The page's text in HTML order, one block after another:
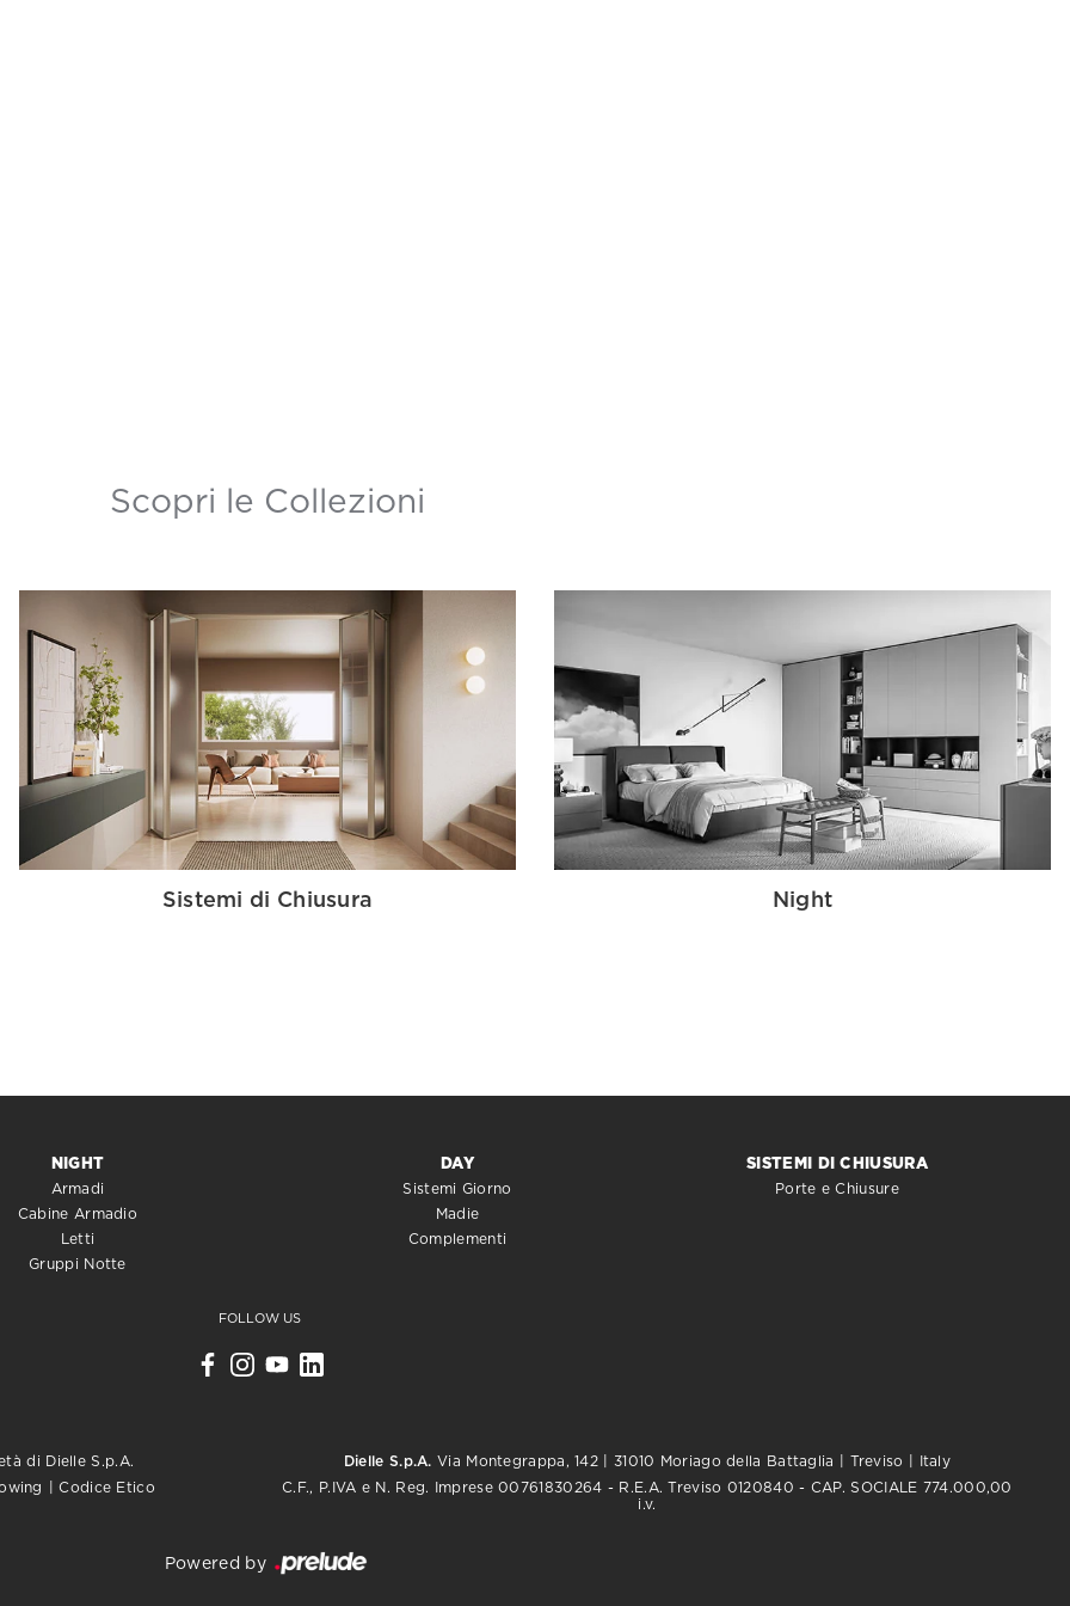
Scopri le Collezioni
Sistemi di Chiusura Night
NIGHT
Armadi
Cabine Armadio
Letti
Gruppi Notte
DAY
Sistemi Giorno
Madie
Complementi
SISTEMI DI CHIUSURA
Porte e Chiusure
FOLLOW US
di Dielle S.p.A.
|Codice Etico
Dielle S.p.A. Via Montegrappa, 142 | 31010 Moriago della Battaglia | Treviso | Italy
C.F., P.IVA e N. Reg. Imprese 00761830264 - R.E.A. Treviso 0120840 - CAP. SOCIALE 774.000,00
i.v.
Powered by